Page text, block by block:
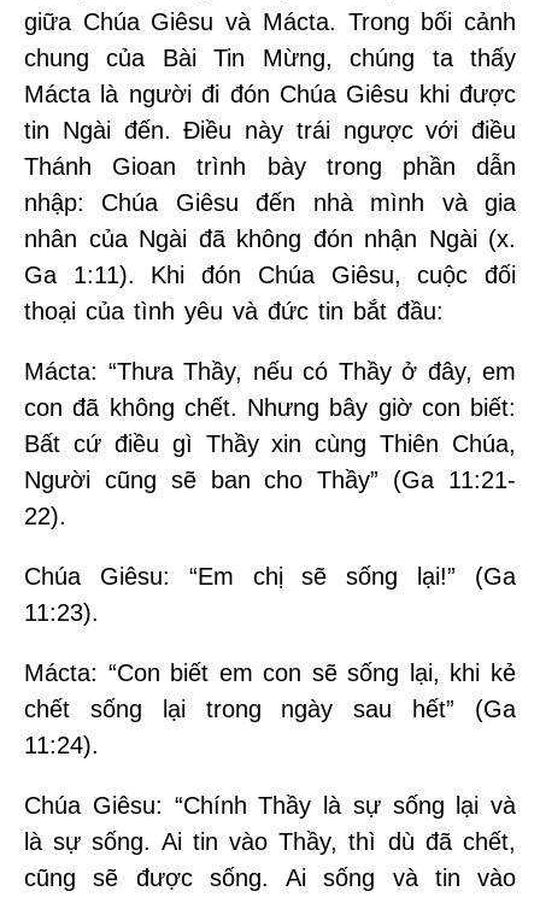
giữa Chúa Giêsu và Mácta. Trong bối cảnh
chung của Bài Tin Mừng, chúng ta thấy
Mácta là người đi đón Chúa Giêsu khi được
tin Ngài đến. Điều này trái ngược với điều
Thánh Gioan trình bày trong phần dẫn
nhập: Chúa Giêsu đến nhà mình và gia
nhân của Ngài đã không đón nhận Ngài (x.
Ga 1:11). Khi đón Chúa Giêsu, cuộc đối
thoại của tình yêu và đức tin bắt đầu:
Mácta: “Thưa Thầy, nếu có Thầy ở đây, em
con đã không chết. Nhưng bây giờ con biết:
Bất cứ điều gì Thầy xin cùng Thiên Chúa,
Người cũng sẽ ban cho Thầy” (Ga 11:21-
22).
Chúa Giêsu: “Em chị sẽ sống lại!” (Ga
11:23).
Mácta: “Con biết em con sẽ sống lại, khi kẻ
chết sống lại trong ngày sau hết” (Ga
11:24).
Chúa Giêsu: “Chính Thầy là sự sống lại và
là sự sống. Ai tin vào Thầy, thì dù đã chết,
cũng sẽ được sống. Ai sống và tin vào